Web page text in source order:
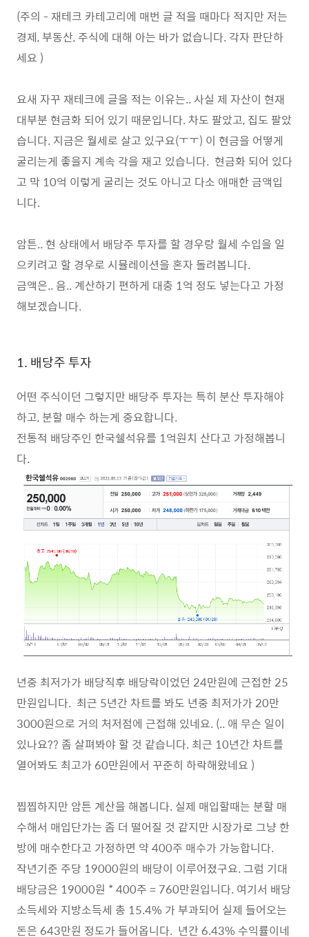
(주의 - 재테크 카테고리에 매번 글 적을 때마다 적지만 저는
경제, 부동산, 주식에 대해 아는 바가 없습니다. 각자 판단하
세요 )
요새 자꾸 재테크에 글을 적는 이유는.. 사실 제 자산이 현재
대부분 현금화 되어 있기 때문입니다. 차도 팔았고, 집도 팔았
습니다. 지금은 월세로 살고 있구요(ㅜㅜ) 이 현금을 어떻게
굴리는게 좋을지 계속 각을 재고 있습니다. 현금화 되어 있다
고 막 10억 이렇게 굴리는 것도 아니고 다소 애매한 금액입
니다.
암튼.. 현 상태에서 배당주 투자를 할 경우랑 월세 수입을 일
으키려고 할 경우로 시뮬레이션을 혼자 돌려봅니다.
금액은.. 음.. 계산하기 편하게 대충 1억 정도 넣는다고 가정
해보겠습니다.
1. 배당주 투자
어떤 주식이던 그렇지만 배당주 투자는 특히 분산 투자해야
하고, 분할 매수 하는게 중요합니다.
전통적 배당주인 한국쉘석유를 1억원치 산다고 가정해봅니
다.
년중 최저가가 배당직후 배당락이었던 24만원에 근접한 25
만원입니다. 최근 5년간 차트를 봐도 년중 최저가가 20만
3000원으로 거의 처저점에 근접해 있네요. (.. 애 무슨 일이
있나요?? 좀 살펴봐야 할 것 같습니다. 최근 10년간 차트를
열어봐도 최고가 60만원에서 꾸준히 하락해왔네요 )
찝찝하지만 암튼 계산을 해봅니다. 실제 매입할때는 분할 매
수해서 매입단가는 좀 더 떨어질 것 같지만 시장가로 그냥 한
방에 매수한다고 가정하면 약 400주 매수가 가능합니다.
작년기준 주당 19000원의 배당이 이루어졌구요. 그럼 기대
배당금은 19000원 * 400주 = 760만원입니다. 여기서 배당
소득세와 지방소득세 총 15.4% 가 부과되어 실제 들어오는
돈은 643만원 정도가 들어옵니다. 년간 6.43% 수익률이네